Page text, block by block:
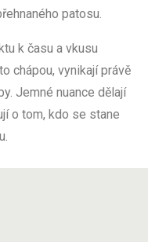
patosu.
k času a vkusu
chápou, vynikají právě
Jemné nuance dělají
o tom, kdo se stane